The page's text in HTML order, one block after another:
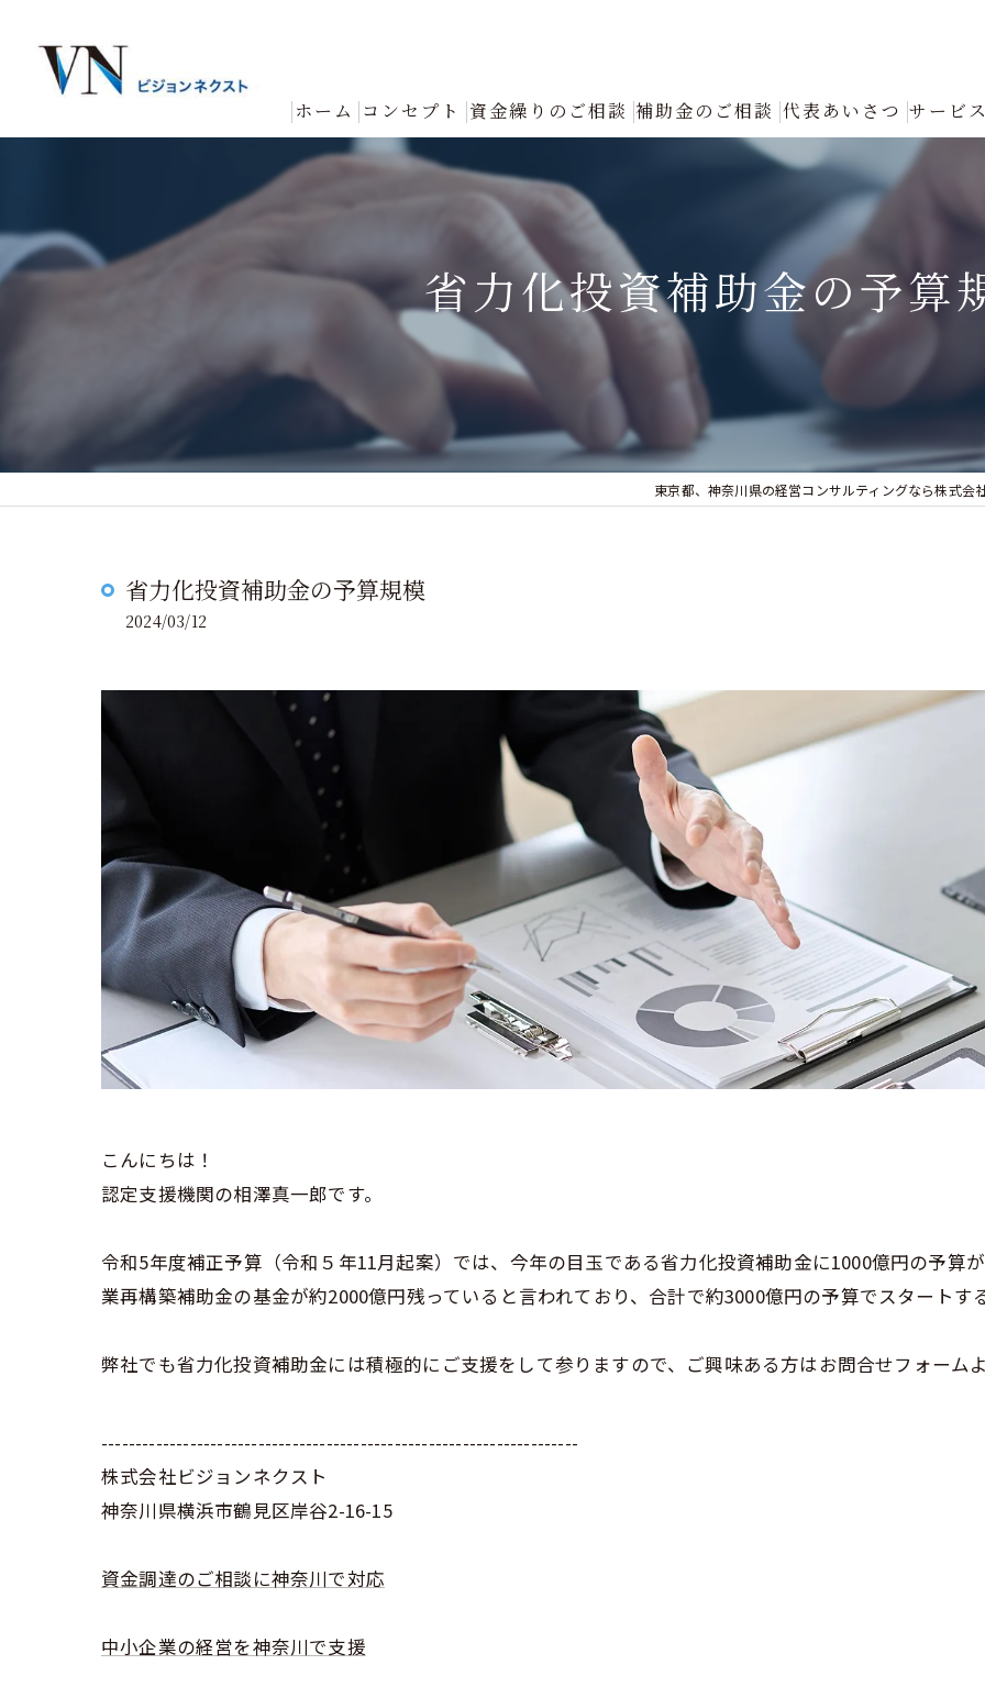
ホーム コンセプト 資金繰りのご相談
創業融資コンサルタントの選び方と成功の秘訣｜確実な資金調達をプ
返済が厳しい
融資について
創業融資
銀行への返済リスケジュール（条件変更）の手続きと進め方｜資金繰
認定支援機関による「税制優遇・金利低減」フル活用支援
補助金のご相談 代表あいさつ サービス
省力化投資補助金の予算
東京都、神奈川県の経営コンサルティングなら株式会
省力化投資補助金の予算規模
2024/03/12
こんにちは！
認定支援機関の相澤真一郎です。
令和5年度補正予算（令和５年11月起案）では、今年の目玉である省力化投資補助金に1000億円の予算
業再構築補助金の基金が約2000億円残っていると言われており、合計で約3000億円の予算でスタートす
弊社でも省力化投資補助金には積極的にご支援をして参りますので、ご興味ある方はお問合せフォーム
----------------------------------------------------------------------
株式会社ビジョンネクスト
神奈川県横浜市鶴見区岸谷2-16-15
資金調達のご相談に神奈川で対応
中小企業の経営を神奈川で支援